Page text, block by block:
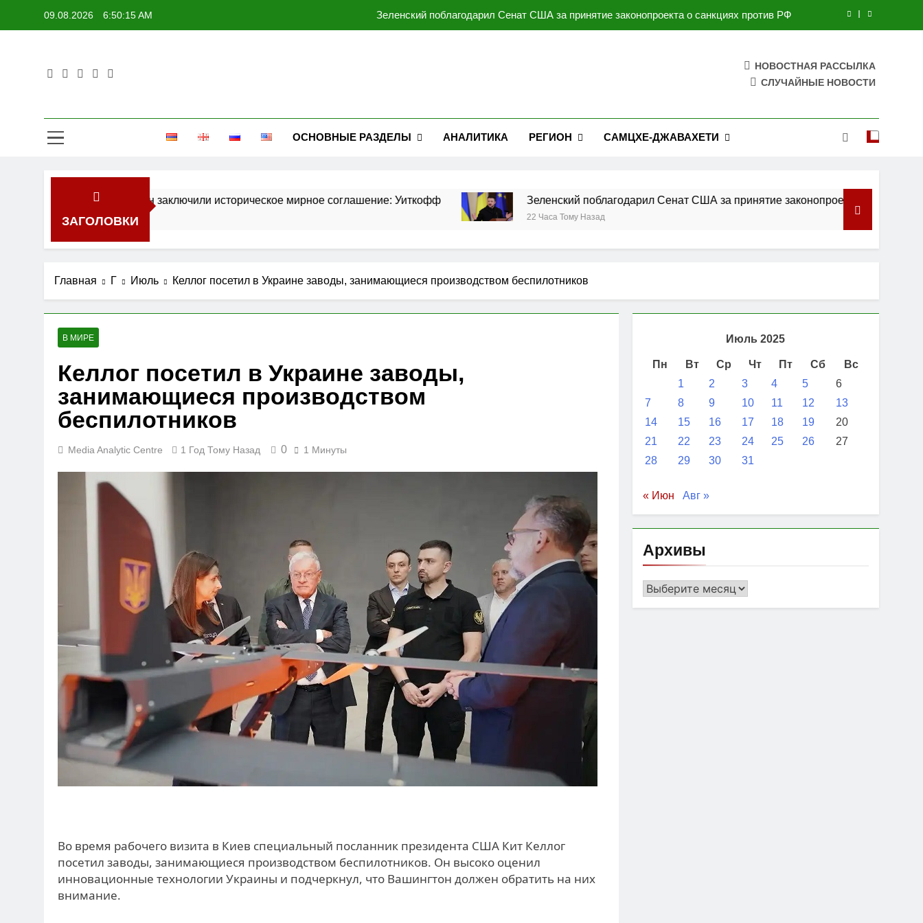
09.08.2026 6:50:15 AM Зеленский поблагодарил Сенат США за принятие законопроекта о санкциях против РФ
Трамп подписал два указа об ограничении предоставления гражданства США по праву рождения
Зеленский поблагодарил Сенат США за принятие законопроекта о санкциях против РФ
Трамп подписал два указа об ограничении предоставления гражданства США по праву рождения
НОВОСТНАЯ РАССЫЛКА
СЛУЧАЙНЫЕ НОВОСТИ
ОСНОВНЫЕ РАЗДЕЛЫ АНАЛИТИКА РЕГИОН САМЦХЕ-ДЖАВАХЕТИ
ЗАГОЛОВКИ
и Азербайджан заключили историческое мирное соглашение: Уиткофф Зеленский поблагодарил Сенат США за принятие законопроекта о санкциях
22 Часа Тому Назад
Главная Г Июль Келлог посетил в Украине заводы, занимающиеся производством беспилотников
В МИРЕ
Келлог посетил в Украине заводы,
занимающиеся производством
беспилотников
Media Analytic Centre 1 Год Тому Назад 0 1 Минуты
Во время рабочего визита в Киев специальный посланник президента США Кит Келлог
посетил заводы, занимающиеся производством беспилотников. Он высоко оценил
инновационные технологии Украины и подчеркнул, что Вашингтон должен обратить на них
внимание.
Июль 2025
Пн Вт Ср Чт Пт Сб
Вс
1
2 3 4 5
6
7
8 9 10 11 12
13
14
15 16 17 18 19
20
21
22 23 24 25 26
27
28
29 30 31
« Июн Авг »
Архивы
Архивы